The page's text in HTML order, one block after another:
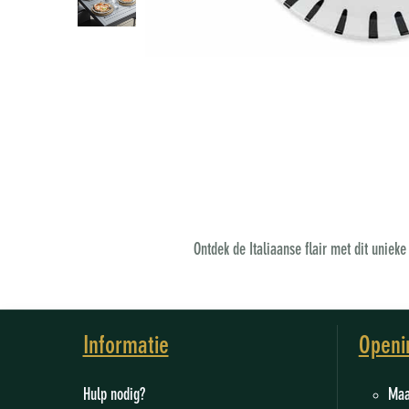
Ontdek de Italiaanse flair met dit
Informatie
Hulp nodig?